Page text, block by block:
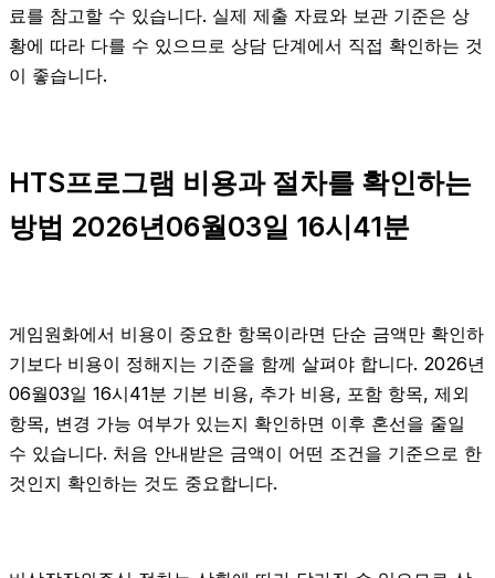
료를 참고할 수 있습니다. 실제 제출 자료와 보관 기준은 상
황에 따라 다를 수 있으므로 상담 단계에서 직접 확인하는 것
이 좋습니다.
HTS프로그램 비용과 절차를 확인하는
방법 2026년06월03일 16시41분
게임원화에서 비용이 중요한 항목이라면 단순 금액만 확인하
기보다 비용이 정해지는 기준을 함께 살펴야 합니다. 2026년
06월03일 16시41분 기본 비용, 추가 비용, 포함 항목, 제외
항목, 변경 가능 여부가 있는지 확인하면 이후 혼선을 줄일
수 있습니다. 처음 안내받은 금액이 어떤 조건을 기준으로 한
것인지 확인하는 것도 중요합니다.